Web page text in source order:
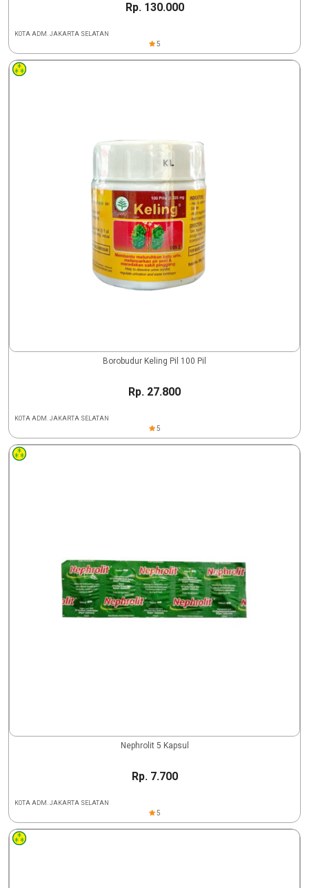
Rp. 130.000
KOTA ADM. JAKARTA SELATAN
5
Borobudur Keling Pil 100 Pil
Rp. 27.800
KOTA ADM. JAKARTA SELATAN
5
Nephrolit 5 Kapsul
Rp. 7.700
KOTA ADM. JAKARTA SELATAN
5